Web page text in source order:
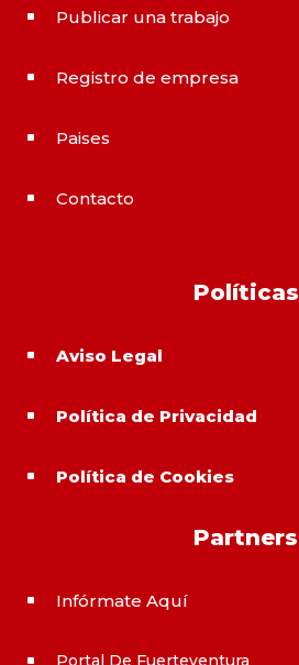
^ Publicar una trabajo
^ Registro de empresa
^ Paises
^ Contacto
Políticas
^ Aviso Legal
^ Política de Privacidad
^ Política de Cookies
Partners
^ Infórmate Aquí
^ Portal De Fuerteventura